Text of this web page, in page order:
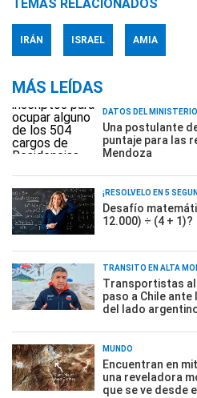
TEMAS RELACIONADOS
IRÁN ISRAEL AMIA
MÁS LEÍDAS
DATOS DEL
Una postulante
puntaje para las
Mendoza
¡RESOLVELO EN 5
Desafío
12.000) ÷ (4 + 1)?
TRÁNSITO EN ALTA
Transportistas
paso a Chile
del lado
MUNDO
Encuentran en
una reveladora
que se ve desde